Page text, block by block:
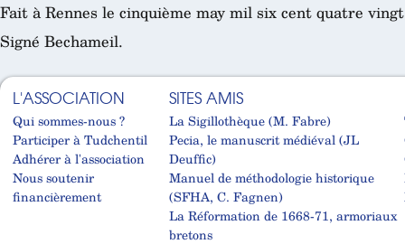
Fait à Rennes le cinquième may mil six cent quatre
Signé Bechameil.
L'ASSOCIATION
Qui sommes-nous ?
Participer à Tudchentil
Adhérer à l'association
Nous soutenir
financièrement
SITES AMIS
La Sigillothèque (M. Fabre)
Pecia, le manuscrit médiéval (JL
Deuffic)
Manuel de méthodologie historique
(SFHA, C. Fagnen)
La Réformation de 1668-71, armoriaux
bretons